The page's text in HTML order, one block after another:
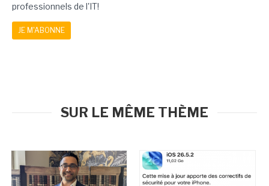
professionnels de l'IT!
JE M'ABONNE
SUR LE MÊME THÈME